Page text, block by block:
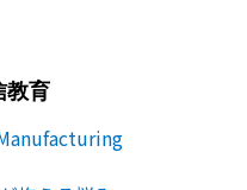
教育